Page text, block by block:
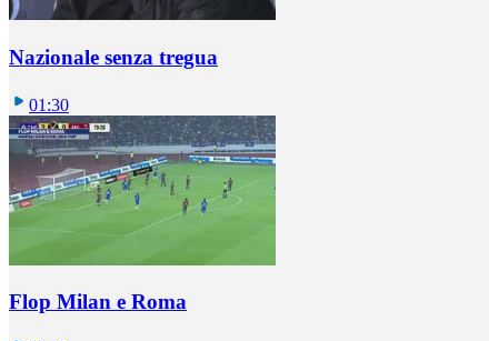
Nazionale senza tregua
01:30
Flop Milan e Roma